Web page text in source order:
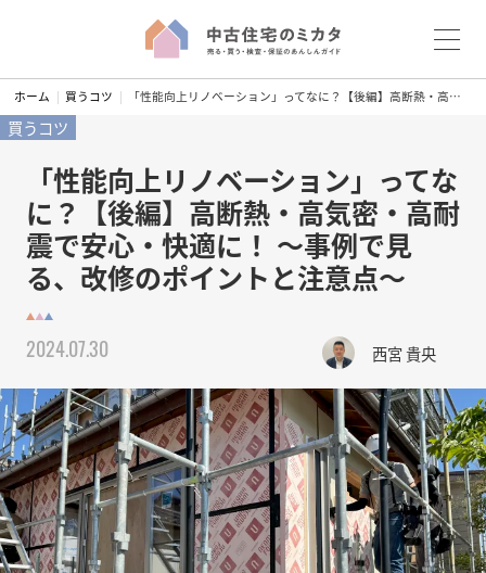
k
i
t
ホーム 買うコツ 「性能向上リノベーション」ってなに？【後編】高断熱・高気密・高耐震で安心・快適に！ 〜事例で見る、改修のポイントと注意点〜
買うコツ
「性能向上リノベーション」ってな
に？【後編】高断熱・高気密・高耐
震で安心・快適に！ 〜事例で見
る、改修のポイントと注意点〜
2024.07.30 西宮 貴央